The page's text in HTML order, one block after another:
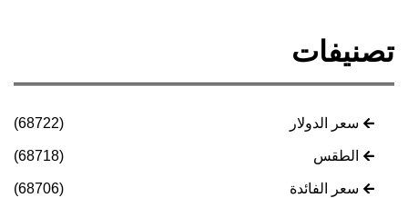
تصنيفات
سعر الدولار (68722)
الطقس (68718)
سعر الفائدة (68706)